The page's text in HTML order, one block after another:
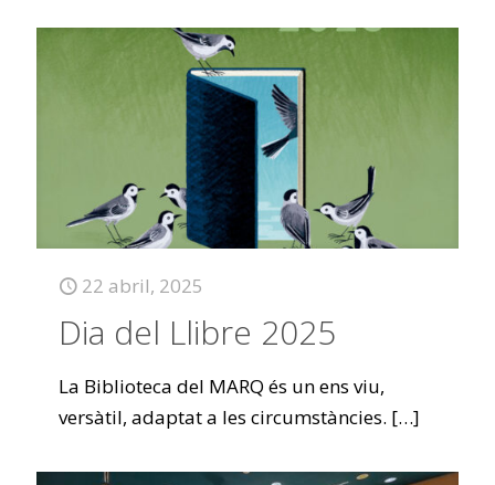
22 abril, 2025
Dia del Llibre 2025
La Biblioteca del MARQ és un ens viu,
versàtil, adaptat a les circumstàncies. […]